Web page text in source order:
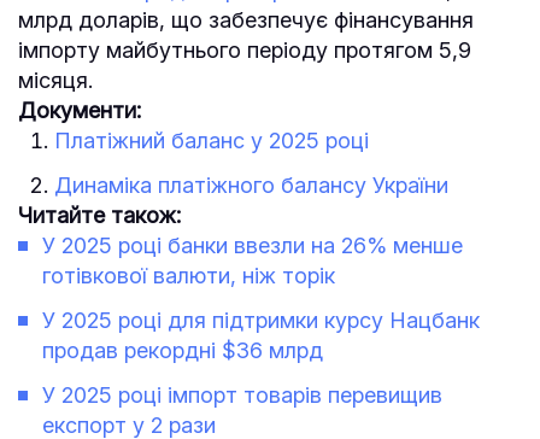
млрд доларів, що забезпечує фінансування
імпорту майбутнього періоду протягом 5,9
місяця.
Документи:
Платіжний баланс у 2025 році
Динаміка платіжного балансу України
Читайте також:
У 2025 році банки ввезли на 26% менше
готівкової валюти, ніж торік
У 2025 році для підтримки курсу Нацбанк
продав рекордні $36 млрд
У 2025 році імпорт товарів перевищив
експорт у 2 рази